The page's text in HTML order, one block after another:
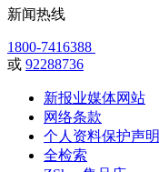
新闻热线
1800-7416388
或 92288736
新报业媒体网站
网络条款
个人资料保护声明
全检索